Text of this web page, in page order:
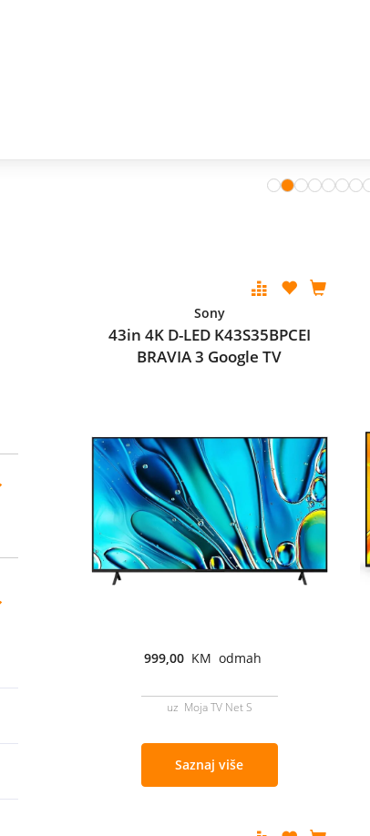
Sony
43in 4K D-LED K43S35BPCEI
BRAVIA 3 Google TV
999,00 KM odmah
uz Moja TV Net S
Saznaj više